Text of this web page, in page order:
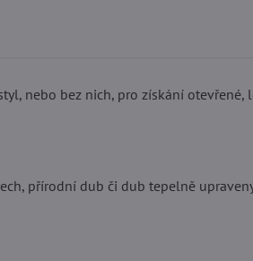
nebo bez nich, pro získání otevřené,
přírodní dub či dub tepelně